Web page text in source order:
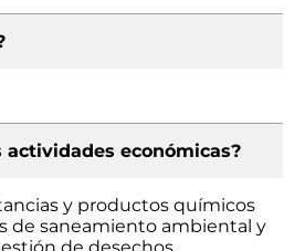
actividades económicas?
y productos químicos
de saneamiento ambiental y